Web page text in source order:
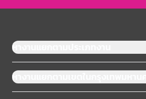
หางานแยกตามประเภทงาน
หางานแยกตามเขตในกรุงเทพมหานคร